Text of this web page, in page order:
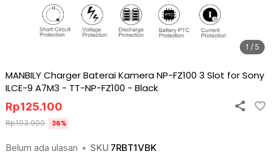
1 / 5
MANBILY Charger Baterai Kamera NP-FZ100 3 Slot for Sony
ILCE-9 A7M3 - TT-NP-FZ100 - Black
Belum ada ulasan • SKU 7RBT1VBK
Rp125.100
Rp193.900 36%